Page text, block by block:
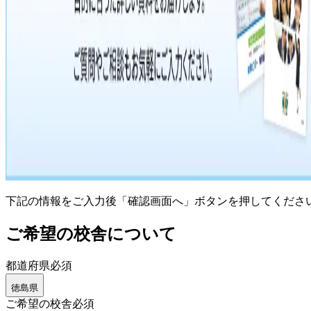
下記の情報をご入力後「確認画面へ」ボタンを押してくださ
ご希望の校舎について
都道府県必須
徳島県
ご希望の校舎必須